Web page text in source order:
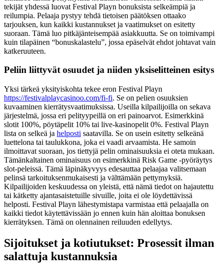
tekijät yhdessä luovat Festival Playn bonuksista selkeämpiä ja
reilumpia. Pelaaja pystyy tehdä tietoisen päätöksen ottaako
tarjouksen, kun kaikki kustannukset ja vaatimukset on esitetty
suoraan. Tämä luo pitkäjänteisempää asiakkuutta. Se on toimivampi
kuin tilapäinen “bonuskalastelu”, jossa epäselvät ehdot johtavat vain
katkeruuteen.
Peliin liittyvät osuudet ja niiden yksiselitteinen esitys
Yksi tärkeä yksityiskohta tekee eron Festival Playn
https://festivalplaycasinoo.com/fi-fi. Se on pelien osuuksien
kuvaaminen kierrätysvaatimuksissa. Useilla kilpailijoilla on sekava
järjestelmä, jossa eri pelityypeillä on eri painoarvot. Esimerkkinä
slotit 100%, pöytäpelit 10% tai live-kasinopelit 0%. Festival Playn
lista on selkeä ja helposti saatavilla. Se on usein esitetty selkeänä
luettelona tai taulukkona, joka ei vaadi arvaamista. He samoin
ilmoittavat suoraan, jos tiettyjä pelin ominaisuuksia ei oteta mukaan.
Tämänkaltainen ominaisuus on esimerkkinä Risk Game -pyöräytys
slot-peleissä. Tämä läpinäkyvyys edesauttaa pelaajaa valitsemaan
pelinsä tarkoituksenmukaisesti ja välttämään pettymyksiä.
Kilpailijoiden keskuudessa on yleistä, että nämä tiedot on hajautettu
tai kätketty ajantasaistetuille sivuille, joita ei ole löydettävissä
helposti. Festival Playn lähestymistapa varmistaa että pelaajalla on
kaikki tiedot käytettävissään jo ennen kuin hän aloittaa bonuksen
kierrätyksen. Tämä on olennainen reiluuden edellytys.
Sijoitukset ja kotiutukset: Prosessit ilman
salattuja kustannuksia